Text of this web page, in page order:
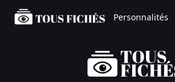
Personnalités